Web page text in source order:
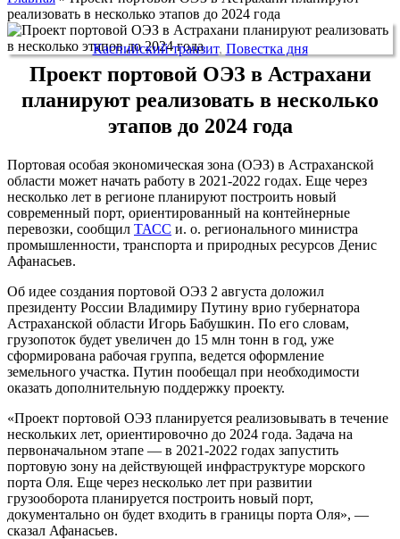
реализовать в несколько этапов до 2024 года
Каспийский транзит, Повестка дня
Проект портовой ОЭЗ в Астрахани
планируют реализовать в несколько
этапов до 2024 года
Портовая особая экономическая зона (ОЭЗ) в Астраханской
области может начать работу в 2021-2022 годах. Еще через
несколько лет в регионе планируют построить новый
современный порт, ориентированный на контейнерные
перевозки, сообщил ТАСС и. о. регионального министра
промышленности, транспорта и природных ресурсов Денис
Афанасьев.
Об идее создания портовой ОЭЗ 2 августа доложил
президенту России Владимиру Путину врио губернатора
Астраханской области Игорь Бабушкин. По его словам,
грузопоток будет увеличен до 15 млн тонн в год, уже
сформирована рабочая группа, ведется оформление
земельного участка. Путин пообещал при необходимости
оказать дополнительную поддержку проекту.
«Проект портовой ОЭЗ планируется реализовывать в течение
нескольких лет, ориентировочно до 2024 года. Задача на
первоначальном этапе — в 2021-2022 годах запустить
портовую зону на действующей инфраструктуре морского
порта Оля. Еще через несколько лет при развитии
грузооборота планируется построить новый порт,
документально он будет входить в границы порта Оля», —
сказал Афанасьев.